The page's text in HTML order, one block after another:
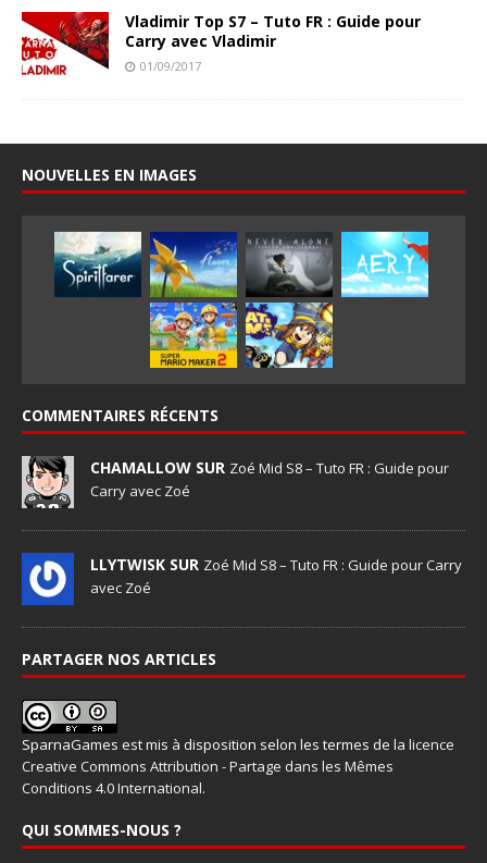
Vladimir Top S7 – Tuto FR : Guide pour
Carry avec Vladimir
01/09/2017
NOUVELLES EN IMAGES
COMMENTAIRES RÉCENTS
CHAMALLOW SUR Zoé Mid S8 – Tuto FR : Guide pour
Carry avec Zoé
LLYTWISK SUR Zoé Mid S8 – Tuto FR : Guide pour Carry
avec Zoé
PARTAGER NOS ARTICLES
SparnaGames est mis à disposition selon les termes de la licence
Creative Commons Attribution - Partage dans les Mêmes
Conditions 4.0 International.
QUI SOMMES-NOUS ?